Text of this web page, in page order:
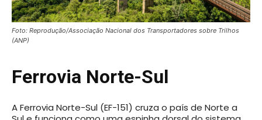
Foto: Reprodução/Associação Nacional dos Transportadores sobre Trilhos
(ANP)
Ferrovia Norte-Sul
A Ferrovia Norte-Sul (EF-151) cruza o país de Norte a